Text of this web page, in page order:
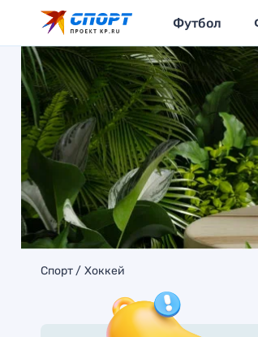
Футбол
Спорт Хоккей